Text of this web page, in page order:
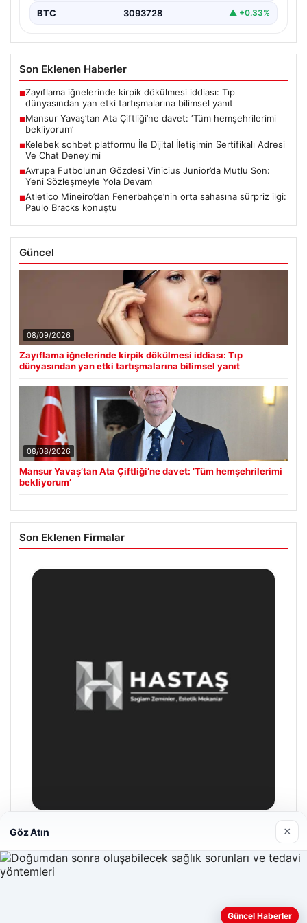
BTC 3093728 ▲ +0.33%
Son Eklenen Haberler
■Zayıflama iğnelerinde kirpik dökülmesi iddiası: Tıp
dünyasından yan etki tartışmalarına bilimsel yanıt
■Mansur Yavaş’tan Ata Çiftliği’ne davet: ‘Tüm hemşehrilerimi
bekliyorum’
■Kelebek sohbet platformu İle Dijital İletişimin Sertifikalı Adresi
Ve Chat Deneyimi
■Avrupa Futbolunun Gözdesi Vinicius Junior’da Mutlu Son:
Yeni Sözleşmeyle Yola Devam
■Atletico Mineiro’dan Fenerbahçe’nin orta sahasına sürpriz ilgi:
Paulo Bracks konuştu
Güncel
08/09/2026
Zayıflama iğnelerinde kirpik dökülmesi iddiası: Tıp
dünyasından yan etki tartışmalarına bilimsel yanıt
08/08/2026
Mansur Yavaş’tan Ata Çiftliği’ne davet: ‘Tüm hemşehrilerimi
bekliyorum’
Son Eklenen Firmalar
Hastaş Beton
05/26/2026
Göz Atın ×
Güncel Haberler